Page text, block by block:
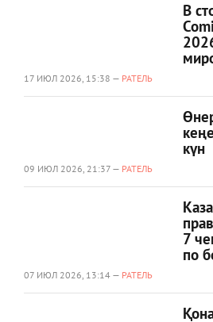
В
17 ИЮЛ 2026, 15:38 — РАТЕЛЬ
күн
09 ИЮЛ 2026, 21:37 — РАТЕЛЬ
7
по
07 ИЮЛ 2026, 13:14 — РАТЕЛЬ